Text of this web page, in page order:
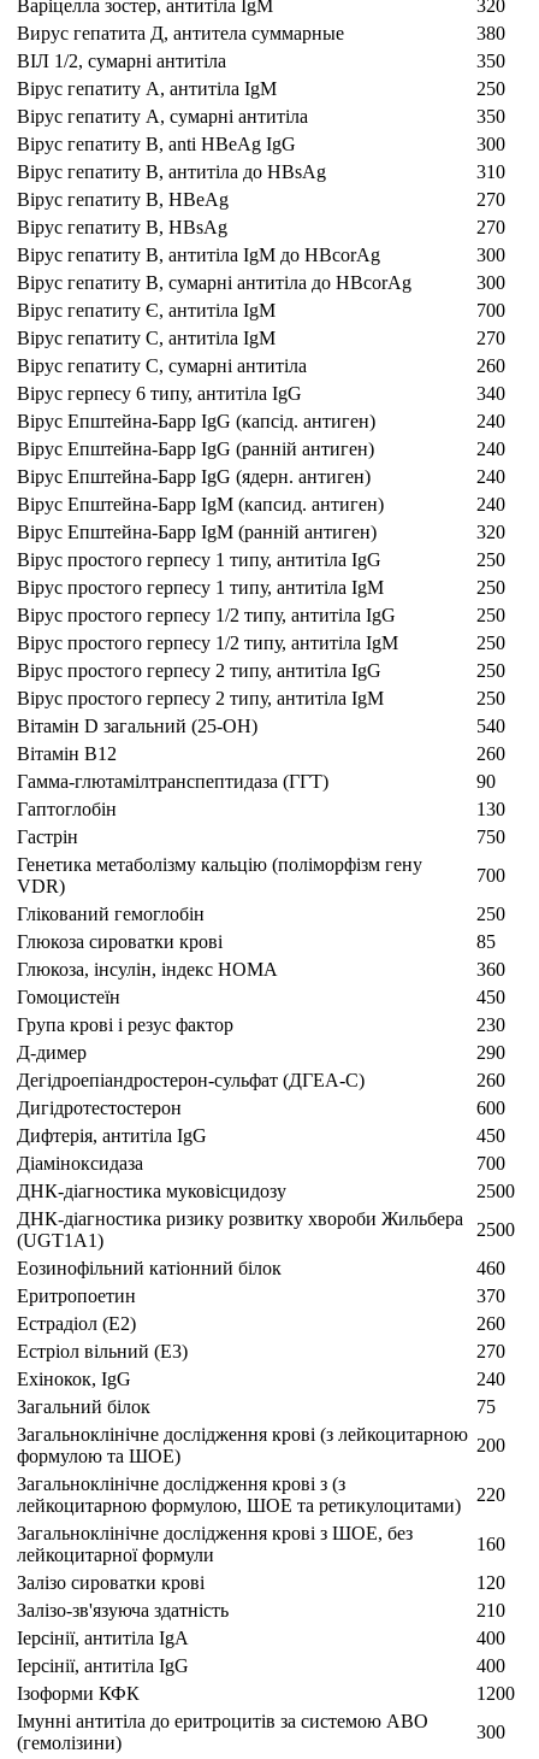
Варіцелла зостер, антитіла IgM
320
Вирус гепатита Д, антитела суммарные
380
ВІЛ 1/2, сумарні антитіла
350
Вірус гепатиту А, антитіла IgM
250
Вірус гепатиту А, сумарні антитіла
350
Вірус гепатиту В, anti HBeAg IgG
300
Вірус гепатиту В, aнтитіла до HBsAg
310
Вірус гепатиту В, HBeAg
270
Вірус гепатиту В, HBsAg
270
Вірус гепатиту В, антитіла IgM до HBсorAg
300
Вірус гепатиту В, сумарні aнтитіла до HBсorAg
300
Вірус гепатиту Є, антитіла IgM
700
Вірус гепатиту С, антитіла IgM
270
Вірус гепатиту С, сумарні антитіла
260
Вірус герпесу 6 типу, антитіла IgG
340
Вірус Епштейна-Барр IgG (капсід. антиген)
240
Вірус Епштейна-Барр IgG (ранній антиген)
240
Вірус Епштейна-Барр IgG (ядерн. антиген)
240
Вірус Епштейна-Барр IgM (капсид. антиген)
240
Вірус Епштейна-Барр IgM (ранній антиген)
320
Вірус простого герпесу 1 типу, антитіла IgG
250
Вірус простого герпесу 1 типу, антитіла IgМ
250
Вірус простого герпесу 1/2 типу, антитіла IgG
250
Вірус простого герпесу 1/2 типу, антитіла IgM
250
Вірус простого герпесу 2 типу, антитіла IgG
250
Вірус простого герпесу 2 типу, антитіла IgМ
250
Вітамін D загальний (25-ОН)
540
Вітамін В12
260
Гамма-глютамілтранспептидаза (ГГТ)
90
Гаптоглобін
130
Гастрін
750
Генетика метаболізму кальцію (поліморфізм гену
VDR)
700
Глікований гемоглобін
250
Глюкоза сироватки крові
85
Глюкоза, інсулін, індекс HOMA
360
Гомоцистеїн
450
Група крові і резус фактор
230
Д-димер
290
Дегідроепіандростерон-сульфат (ДГЕА-С)
260
Дигідротестостерон
600
Дифтерія, антитіла IgG
450
Діаміноксидаза
700
ДНК-діагностика муковісцидозу
2500
ДНК-діагностика ризику розвитку хвороби Жильбера
(UGT1A1)
2500
Еозинофільний катіонний білок
460
Еритропоетин
370
Естрадіол (Е2)
260
Естріол вільний (Е3)
270
Ехінокок, IgG
240
Загальний білок
75
Загальноклінічне дослідження крові (з лейкоцитарною
формулою та ШОЕ)
200
Загальноклінічне дослідження крові з (з
лейкоцитарною формулою, ШОЕ та ретикулоцитами)
220
Загальноклінічне дослідження крові з ШОЕ, без
лейкоцитарної формули
160
Залізо сироватки крові
120
Залізо-зв'язуюча здатність
210
Іерсінії, антитіла IgA
400
Іерсінії, антитіла IgG
400
Ізоформи КФК
1200
Імунні антитіла до еритроцитів за системою АВО
(гемолізини)
300